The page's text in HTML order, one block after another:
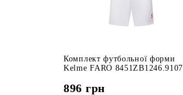
Комплект футбольної форми
Kelme FARO 8451ZB1246.9107
896 грн